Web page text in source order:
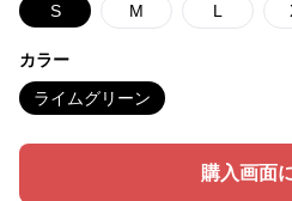
S M L
カラー
ライムグリーン
購入画面